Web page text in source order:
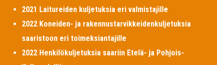
2021 Laitureiden kuljetuksia eri valmistajille
2022 Koneiden- ja rakennustarvikkeidenkuljetuksia
saaristoon eri toimeksiantajille
2022 Henkilökuljetuksia saariin Etelä- ja Pohjois-